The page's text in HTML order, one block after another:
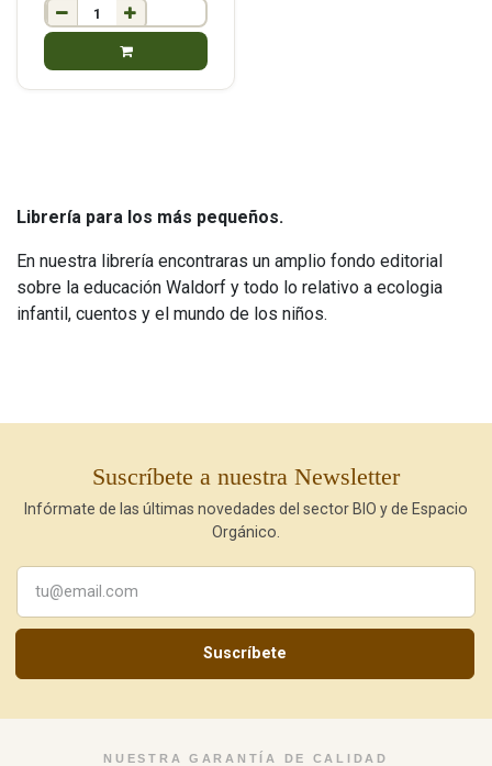
Librería para los más pequeños.
En nuestra librería encontraras un amplio fondo editorial
sobre la educación Waldorf y todo lo relativo a ecologia
infantil, cuentos y el mundo de los niños.
Suscríbete a nuestra Newsletter
Infórmate de las últimas novedades del sector BIO y de Espacio
Orgánico.
Suscríbete
NUESTRA GARANTÍA DE CALIDAD